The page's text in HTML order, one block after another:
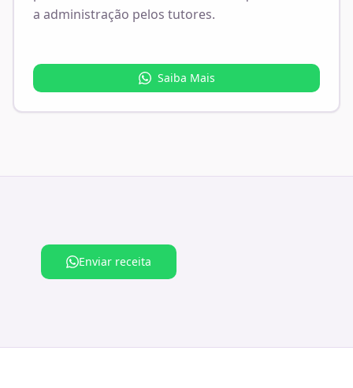
a administração pelos tutores.
Saiba Mais
Enviar receita